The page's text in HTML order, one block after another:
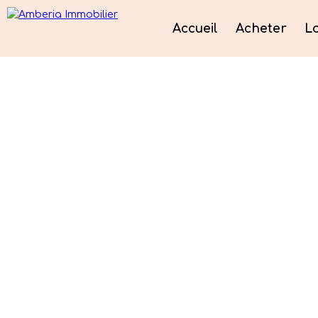
Accueil Acheter